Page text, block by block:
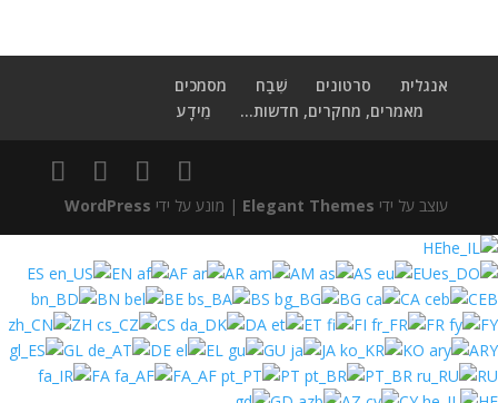
אנגלית סרטונים שֶׁבַח
מסמכים
מאמרים, מחקרים, חדשות...
מֵידָע
עוצב על ידי Elegant Themes | מונע על ידי WordPress
HE
ES
EN AF AR AM AS
EU
BN
BE BS BG CA
CEB
ZH
CS DA ET FI FR
FY
GL
DE EL GU JA KO
ARY
FA
FA_AF PT PT_BR
RU